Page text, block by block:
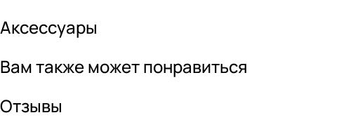
Аксессуары
Вам также может понравиться
Отзывы